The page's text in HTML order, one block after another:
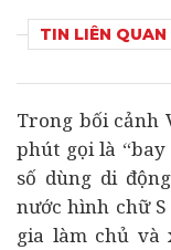
TIN LIÊN QUAN
Trong bối cảnh
phút gọi là
số dùng di
nước hình chữ
gia làm chủ và